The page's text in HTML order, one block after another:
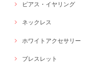
ピアス・イヤリング
ネックレス
ホワイトアクセサリー
ブレスレット